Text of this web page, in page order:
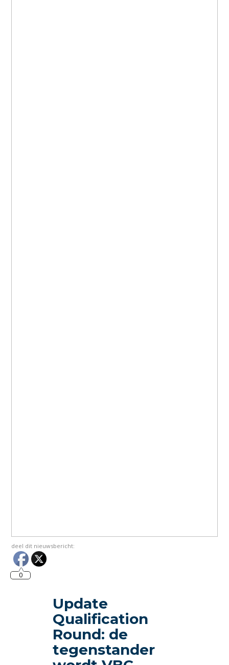
deel dit nieuwsbericht:
0
Update
Qualification
Round: de
tegenstander